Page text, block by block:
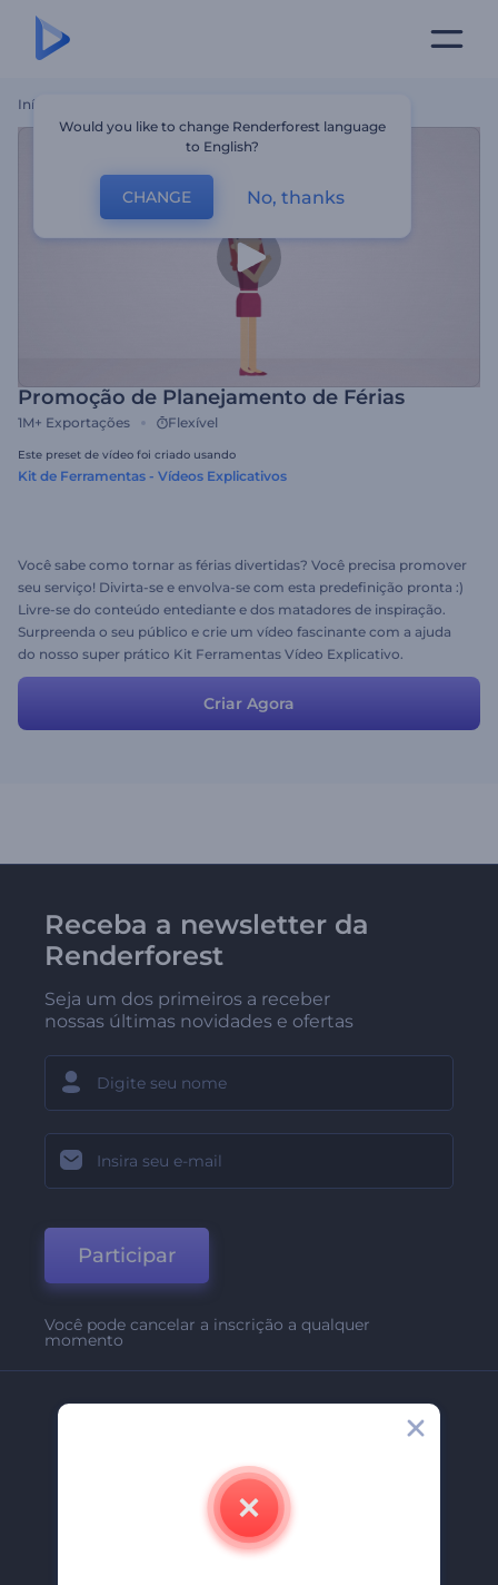
Início
Promoção de Planejamento de Férias
1M+ Exportações Flexível
Este preset de vídeo foi criado usando
Kit de Ferramentas - Vídeos Explicativos
Você sabe como tornar as férias divertidas? Você precisa promover
seu serviço! Divirta-se e envolva-se com esta predefinição pronta :)
Livre-se do conteúdo entediante e dos matadores de inspiração.
Surpreenda o seu público e crie um vídeo fascinante com a ajuda
do nosso super prático Kit Ferramentas Vídeo Explicativo.
Criar Agora
Receba a newsletter da
Renderforest
Seja um dos primeiros a receber
nossas últimas novidades e ofertas
Participar
Você pode cancelar a inscrição a qualquer
momento
Contate-Nos
Carreiras
Would you like to change Renderforest language
to English?
CHANGE No, thanks